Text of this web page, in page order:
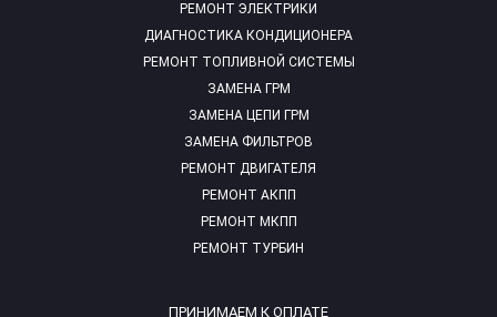
РЕМОНТ ЭЛЕКТРИКИ
ДИАГНОСТИКА КОНДИЦИОНЕРА
РЕМОНТ ТОПЛИВНОЙ СИСТЕМЫ
ЗАМЕНА ГРМ
ЗАМЕНА ЦЕПИ ГРМ
ЗАМЕНА ФИЛЬТРОВ
РЕМОНТ ДВИГАТЕЛЯ
РЕМОНТ АКПП
РЕМОНТ МКПП
РЕМОНТ ТУРБИН
ПРИНИМАЕМ К ОПЛАТЕ